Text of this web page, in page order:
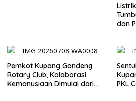
dan
Pemkot Kupang Gandeng
Rotary Club, Kolaborasi
Kemanusiaan Dimulai dari
PKL